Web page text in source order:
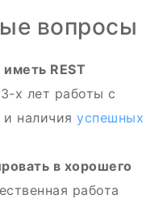
вопросы
REST
х лет работы с
и наличия успешных
в хорошего
работа